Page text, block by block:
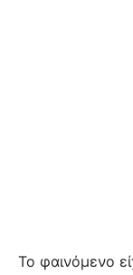
Το φαινόμενο